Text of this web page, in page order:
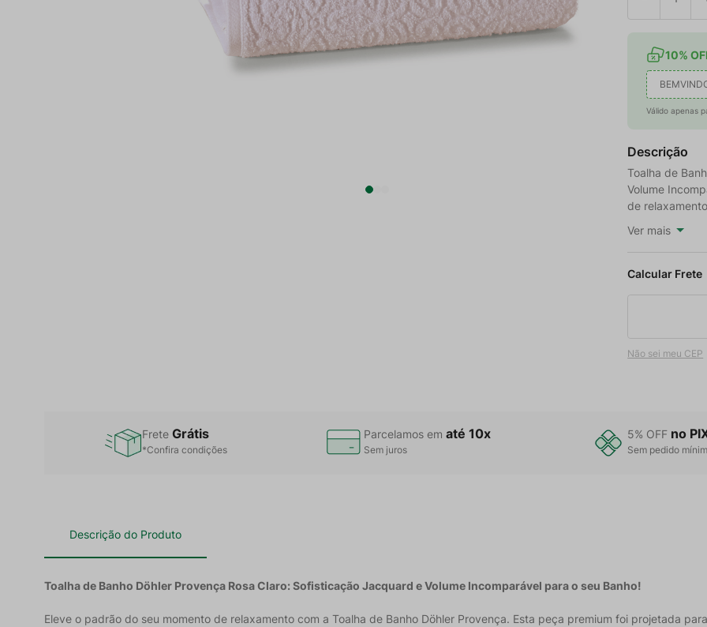
10%
Válido apenas
Descrição
Toalha de
Volume
de
Ver mais
Não sei meu CEP
Frete Grátis
*Confira condições
Parcelamos ematé 10x
Sem juros
5% OFF no
Sem pedido
Descrição do Produto
Toalha de Banho Döhler Provença Rosa Claro: Sofisticação Jacquard e Volume Incomparável para o seu Banho!
Eleve o padrão do seu momento de relaxamento com a Toalha de Banho Döhler Provença. Esta peça premium foi projetada